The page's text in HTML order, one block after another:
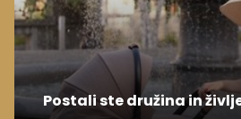
Postali ste družina in